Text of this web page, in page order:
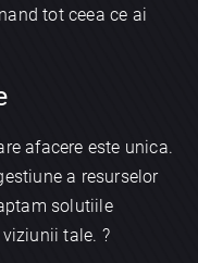
tot ceea ce ai
afacere este unica.
a resurselor
solutiile
tale. ?️